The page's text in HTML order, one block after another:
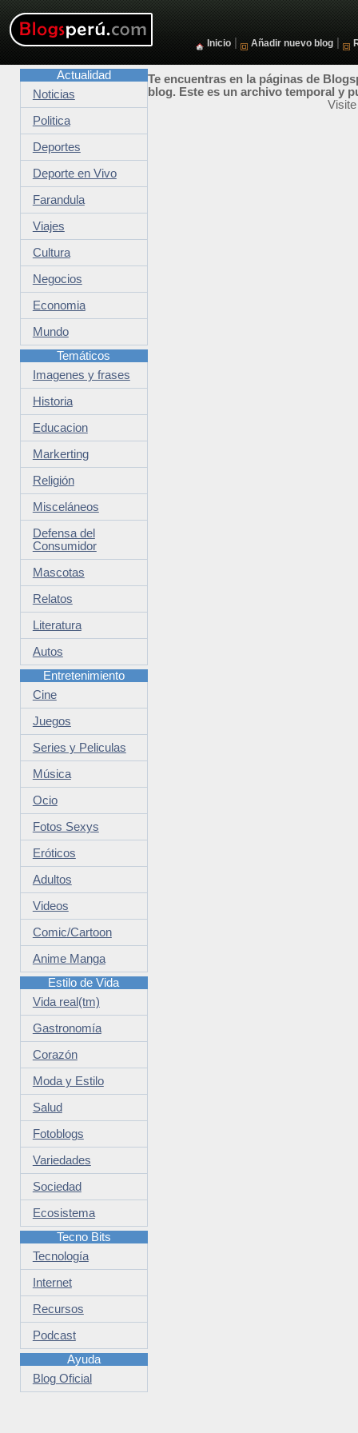
Inicio Añadir nuevo blog
Te encuentras en la páginas de
blog. Este es un archivo temporal y
Actualidad
Noticias
Politica
Deportes
Deporte en Vivo
Farandula
Viajes
Cultura
Negocios
Economia
Mundo
Temáticos
Imagenes y frases
Historia
Educacion
Markerting
Religión
Misceláneos
Defensa del
Consumidor
Mascotas
Relatos
Literatura
Autos
Entretenimiento
Cine
Juegos
Series y Peliculas
Música
Ocio
Fotos Sexys
Eróticos
Adultos
Videos
Comic/Cartoon
Anime Manga
Estilo de Vida
Vida real(tm)
Gastronomía
Corazón
Moda y Estilo
Salud
Fotoblogs
Variedades
Sociedad
Ecosistema
Tecno Bits
Tecnología
Internet
Recursos
Podcast
Ayuda
Blog Oficial